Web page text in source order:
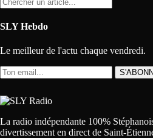
SLY Hebdo
Le meilleur de l'actu chaque vendredi.
La radio indépendante 100%
divertissement en direct de Saint-